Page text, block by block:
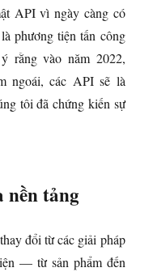
API vì ngày càng có
phương tiện tấn công
rằng vào năm 2022,
ngoái, các API sẽ là
tôi đã chứng kiến ​​sự
nền tảng
đổi từ các giải pháp
— từ sản phẩm đến